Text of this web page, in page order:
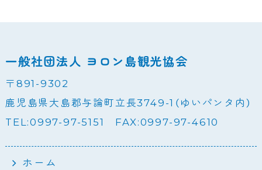
一般社団法人 ヨロン島観光協会
〒891-9302
鹿児島県大島郡与論町立長3749-1（ゆいパンタ内）
TEL:0997-97-5151 FAX:0997-97-4610
ホーム